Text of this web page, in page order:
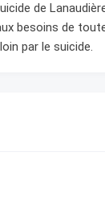
de
besoins de
par le suicide.